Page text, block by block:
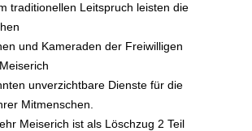
traditionellen Leitspruch leisten die
und Kameraden der Freiwilligen
unverzichtbare Dienste für die
Mitmenschen.
Meiserich ist als Löschzug 2 Teil